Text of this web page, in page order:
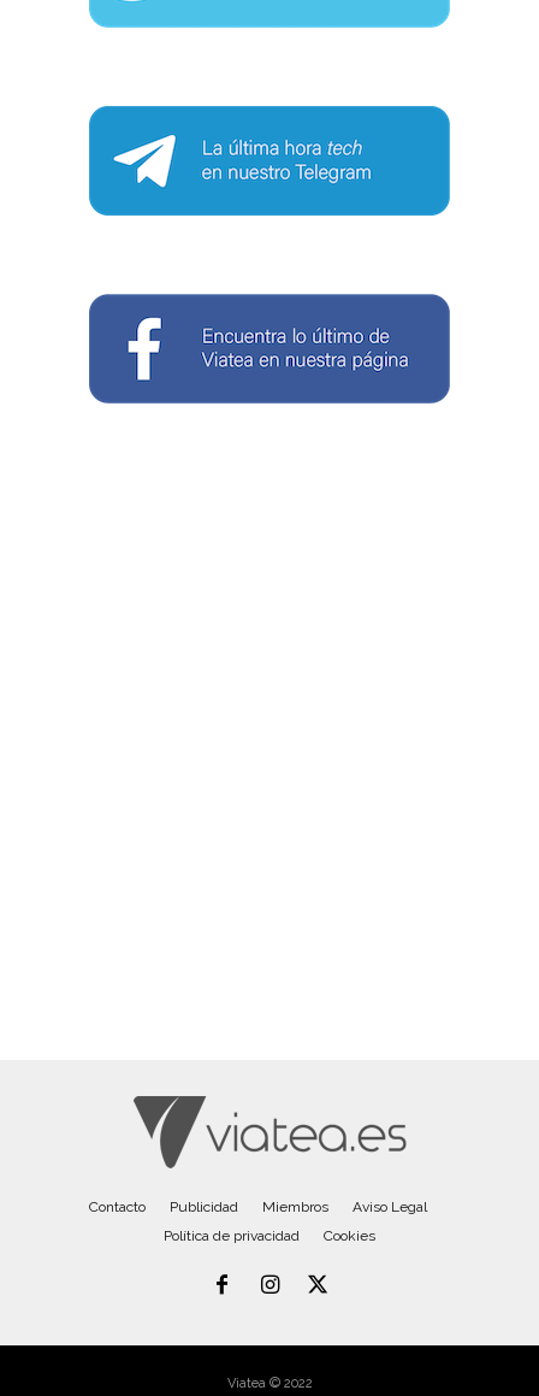
Contacto Publicidad Miembros
Aviso Legal
Política de privacidad
Cookies
Viatea © 2022